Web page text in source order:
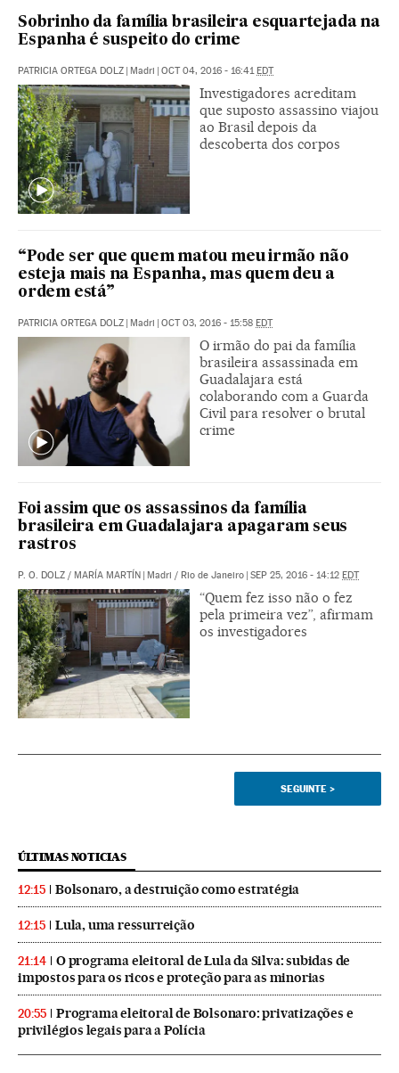
Sobrinho da família brasileira esquartejada na
Espanha é suspeito do crime
PATRICIA ORTEGA DOLZ Madri OCT 04, 2016 - 16:41 EDT
Investigadores acreditam
que suposto assassino viajou
ao Brasil depois da
descoberta dos corpos
“Pode ser que quem matou meu irmão não
esteja mais na Espanha, mas quem deu a
ordem está”
PATRICIA ORTEGA DOLZ Madri OCT 03, 2016 - 15:58 EDT
O irmão do pai da família
brasileira assassinada em
Guadalajara está
colaborando com a Guarda
Civil para resolver o brutal
crime
Foi assim que os assassinos da família
brasileira em Guadalajara apagaram seus
rastros
P. O. DOLZ / MARÍA MARTÍN Madri / Rio de Janeiro SEP 25, 2016 - 14:12 EDT
“Quem fez isso não o fez
pela primeira vez”, afirmam
os investigadores
SEGUINTE >
ÚLTIMAS NOTICIAS
12:15 Bolsonaro, a destruição como estratégia
12:15 Lula, uma ressurreição
21:14
O programa eleitoral de Lula da Silva: subidas de
impostos para os ricos e proteção para as minorias
20:55
Programa eleitoral de Bolsonaro: privatizações e
privilégios legais para a Polícia